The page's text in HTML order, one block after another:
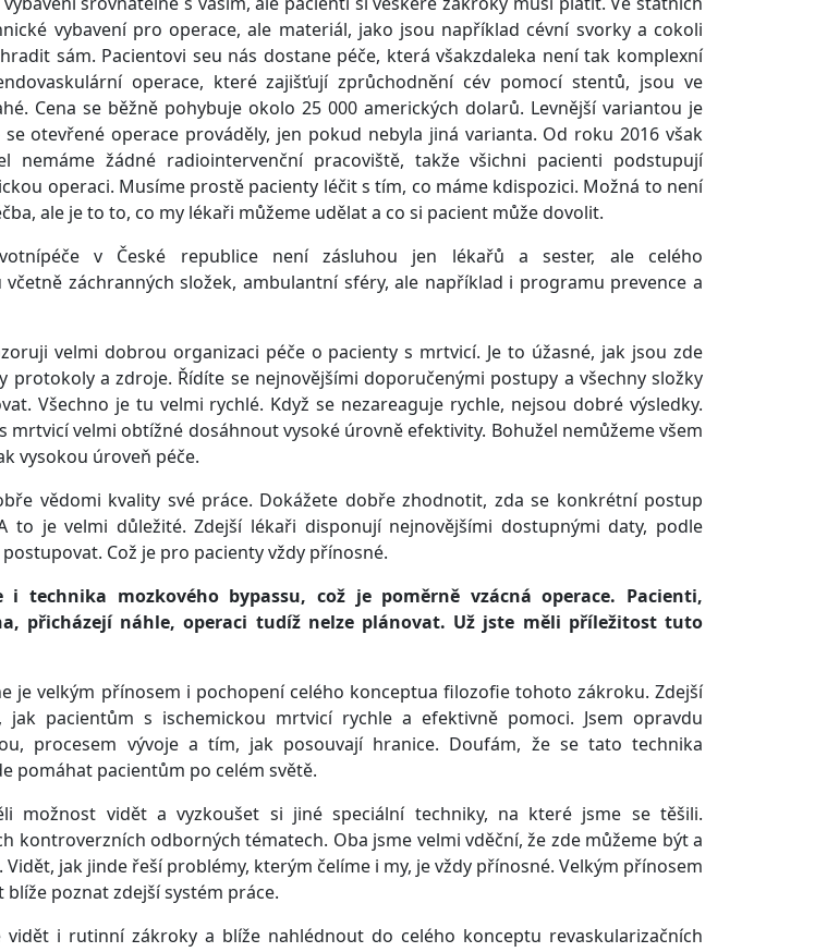
vybavení pro operace, ale materiál, jako jsou například cévní svorky a cokoli
sám. Pacientovi seu nás dostane péče, která všakzdaleka není tak komplexní
operace, které zajišťují zprůchodnění cév pomocí stentů, jsou ve
Cena se běžně pohybuje okolo 25 000 amerických dolarů. Levnější variantou je
otevřené operace prováděly, jen pokud nebyla jiná varianta. Od roku 2016 však
nemáme žádné radiointervenční pracoviště, takže všichni pacienti podstupují
operaci. Musíme prostě pacienty léčit s tím, co máme kdispozici. Možná to není
ale je to to, co my lékaři můžeme udělat a co si pacient může dovolit.
v České republice není zásluhou jen lékařů a sester, ale celého
záchranných složek, ambulantní sféry, ale například i programu prevence a
velmi dobrou organizaci péče o pacienty s mrtvicí. Je to úžasné, jak jsou zde
protokoly a zdroje. Řídíte se nejnovějšími doporučenými postupy a všechny složky
Všechno je tu velmi rychlé. Když se nezareaguje rychle, nejsou dobré výsledky.
mrtvicí velmi obtížné dosáhnout vysoké úrovně efektivity. Bohužel nemůžeme všem
vysokou úroveň péče.
vědomi kvality své práce. Dokážete dobře zhodnotit, zda se konkrétní postup
to je velmi důležité. Zdejší lékaři disponují nejnovějšími dostupnými daty, podle
Což je pro pacienty vždy přínosné.
technika mozkového bypassu, což je poměrně vzácná operace. Pacienti,
přicházejí náhle, operaci tudíž nelze plánovat. Už jste měli příležitost tuto
je velkým přínosem i pochopení celého konceptua filozofie tohoto zákroku. Zdejší
jak pacientům s ischemickou mrtvicí rychle a efektivně pomoci. Jsem opravdu
procesem vývoje a tím, jak posouvají hranice. Doufám, že se tato technika
pomáhat pacientům po celém světě.
možnost vidět a vyzkoušet si jiné speciální techniky, na které jsme se těšili.
kontroverzních odborných tématech. Oba jsme velmi vděční, že zde můžeme být a
jak jinde řeší problémy, kterým čelíme i my, je vždy přínosné. Velkým přínosem
poznat zdejší systém práce.
vidět i rutinní zákroky a blíže nahlédnout do celého konceptu revaskularizačních